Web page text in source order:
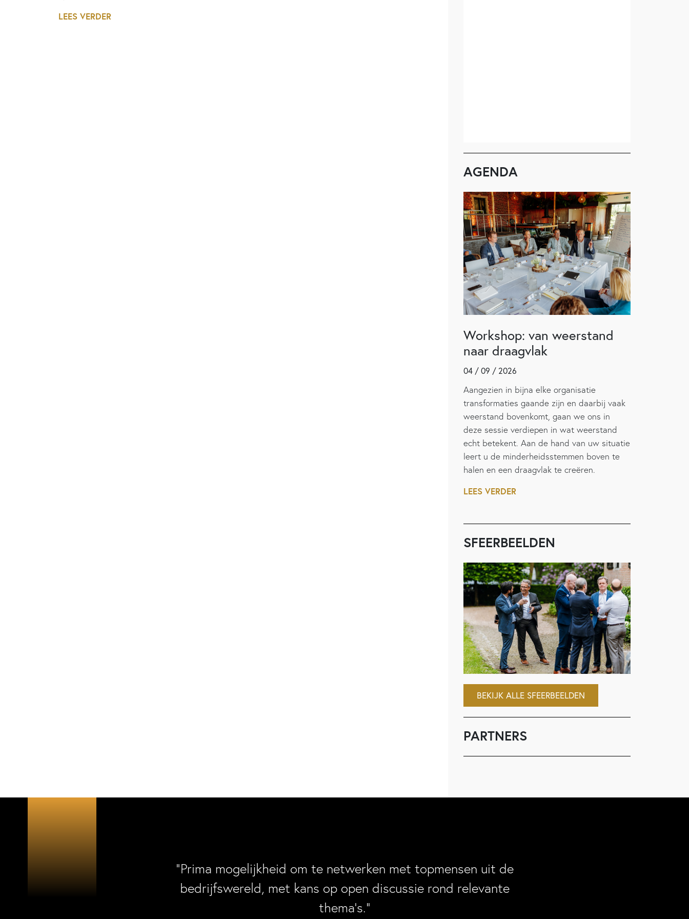
LEES VERDER
AGENDA
Workshop: van weerstand
naar draagvlak
04 / 09 / 2026
Aangezien in bijna elke organisatie
transformaties gaande zijn en daarbij vaak
weerstand bovenkomt, gaan we ons in
deze sessie verdiepen in wat weerstand
echt betekent. Aan de hand van uw situatie
leert u de minderheidsstemmen boven te
halen en een draagvlak te creëren.
LEES VERDER
SFEERBEELDEN
BEKIJK ALLE SFEERBEELDEN
PARTNERS
“Prima mogelijkheid om te netwerken met topmensen uit de
bedrijfswereld, met kans op open discussie rond relevante
thema’s.”